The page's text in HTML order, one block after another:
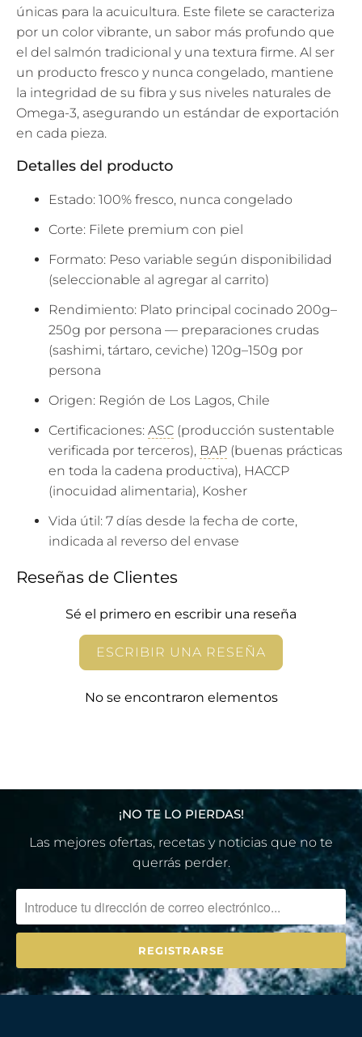
únicas para la acuicultura. Este filete se caracteriza
por un color vibrante, un sabor más profundo que
el del salmón tradicional y una textura firme. Al ser
un producto fresco y nunca congelado, mantiene
la integridad de su fibra y sus niveles naturales de
Omega-3, asegurando un estándar de exportación
en cada pieza.
Detalles del producto
Estado: 100% fresco, nunca congelado
Corte: Filete premium con piel
Formato: Peso variable según disponibilidad
(seleccionable al agregar al carrito)
Rendimiento: Plato principal cocinado 200g–
250g por persona — preparaciones crudas
(sashimi, tártaro, ceviche) 120g–150g por
persona
Origen: Región de Los Lagos, Chile
Certificaciones: ASC (producción sustentable
verificada por terceros), BAP (buenas prácticas
en toda la cadena productiva), HACCP
(inocuidad alimentaria), Kosher
Vida útil: 7 días desde la fecha de corte,
indicada al reverso del envase
Reseñas de Clientes
Sé el primero en escribir una reseña
ESCRIBIR UNA RESEÑA
No se encontraron elementos
¡NO TE LO PIERDAS!
Las mejores ofertas, recetas y noticias que no te
querrás perder.